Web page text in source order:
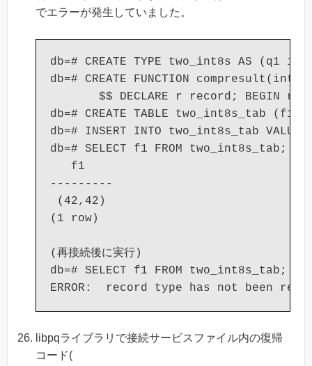
でエラーが発生していました。
db=# CREATE TYPE two_int8s AS (q1
db=# CREATE FUNCTION
$$ DECLARE r record; BEGIN r
db=# CREATE TABLE two_int8s_tab (f1
db=# INSERT INTO two_int8s_tab
db=# SELECT f1 FROM two_int8s_tab;
   f1
---------
(42,42)
(1 row)
(再接続後に実行)
db=# SELECT f1 FROM two_int8s_tab;
libpqライブラリで接続サービスファイル内の復帰
コード(